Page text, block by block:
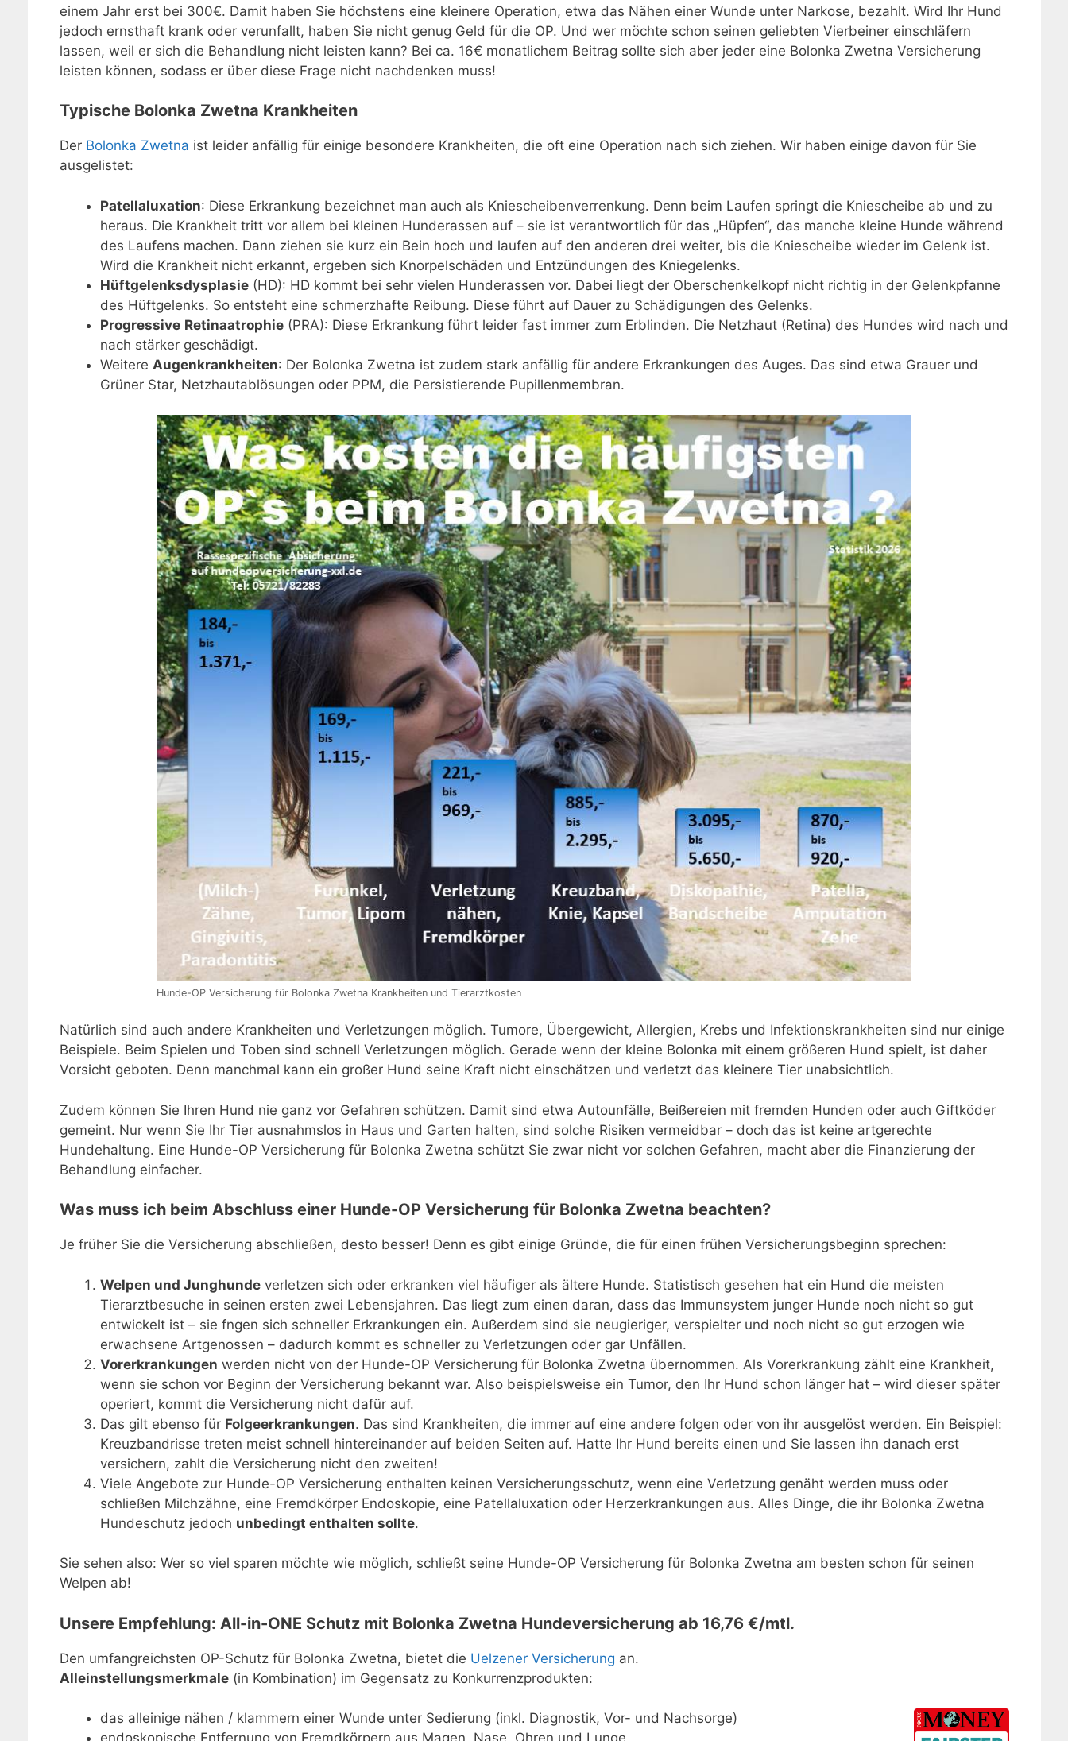
einem Jahr erst bei 300€. Damit haben Sie höchstens eine kleinere Operation, etwa das Nähen einer Wunde unter Narkose, bezahlt. Wird Ihr Hund
jedoch ernsthaft krank oder verunfallt, haben Sie nicht genug Geld für die OP. Und wer möchte schon seinen geliebten Vierbeiner einschläfern
lassen, weil er sich die Behandlung nicht leisten kann? Bei ca. 16€ monatlichem Beitrag sollte sich aber jeder eine Bolonka Zwetna Versicherung
leisten können, sodass er über diese Frage nicht nachdenken muss!
Typische Bolonka Zwetna Krankheiten
Der Bolonka Zwetna ist leider anfällig für einige besondere Krankheiten, die oft eine Operation nach sich ziehen. Wir haben einige davon für Sie
ausgelistet:
Patellaluxation: Diese Erkrankung bezeichnet man auch als Kniescheibenverrenkung. Denn beim Laufen springt die Kniescheibe ab und zu
heraus. Die Krankheit tritt vor allem bei kleinen Hunderassen auf – sie ist verantwortlich für das „Hüpfen“, das manche kleine Hunde während
des Laufens machen. Dann ziehen sie kurz ein Bein hoch und laufen auf den anderen drei weiter, bis die Kniescheibe wieder im Gelenk ist.
Wird die Krankheit nicht erkannt, ergeben sich Knorpelschäden und Entzündungen des Kniegelenks.
Hüftgelenksdysplasie(HD): HD kommt bei sehr vielen Hunderassen vor. Dabei liegt der Oberschenkelkopf nicht richtig in der Gelenkpfanne
des Hüftgelenks. So entsteht eine schmerzhafte Reibung. Diese führt auf Dauer zu Schädigungen des Gelenks.
Progressive Retinaatrophie(PRA): Diese Erkrankung führt leider fast immer zum Erblinden. Die Netzhaut (Retina) des Hundes wird nach und
nach stärker geschädigt.
Weitere Augenkrankheiten: Der Bolonka Zwetna ist zudem stark anfällig für andere Erkrankungen des Auges. Das sind etwa Grauer und
Grüner Star, Netzhautablösungen oder PPM, die Persistierende Pupillenmembran.
Hunde-OP Versicherung für Bolonka Zwetna Krankheiten und Tierarztkosten
Natürlich sind auch andere Krankheiten und Verletzungen möglich. Tumore, Übergewicht, Allergien, Krebs und Infektionskrankheiten sind nur einige
Beispiele. Beim Spielen und Toben sind schnell Verletzungen möglich. Gerade wenn der kleine Bolonka mit einem größeren Hund spielt, ist daher
Vorsicht geboten. Denn manchmal kann ein großer Hund seine Kraft nicht einschätzen und verletzt das kleinere Tier unabsichtlich.
Zudem können Sie Ihren Hund nie ganz vor Gefahren schützen. Damit sind etwa Autounfälle, Beißereien mit fremden Hunden oder auch Giftköder
gemeint. Nur wenn Sie Ihr Tier ausnahmslos in Haus und Garten halten, sind solche Risiken vermeidbar – doch das ist keine artgerechte
Hundehaltung. Eine Hunde-OP Versicherung für Bolonka Zwetna schützt Sie zwar nicht vor solchen Gefahren, macht aber die Finanzierung der
Behandlung einfacher.
Was muss ich beim Abschluss einer Hunde-OP Versicherung für Bolonka Zwetna beachten?
Je früher Sie die Versicherung abschließen, desto besser! Denn es gibt einige Gründe, die für einen frühen Versicherungsbeginn sprechen:
Welpen und Junghundeverletzen sich oder erkranken viel häufiger als ältere Hunde. Statistisch gesehen hat ein Hund die meisten
Tierarztbesuche in seinen ersten zwei Lebensjahren. Das liegt zum einen daran, dass das Immunsystem junger Hunde noch nicht so gut
entwickelt ist – sie fngen sich schneller Erkrankungen ein. Außerdem sind sie neugieriger, verspielter und noch nicht so gut erzogen wie
erwachsene Artgenossen – dadurch kommt es schneller zu Verletzungen oder gar Unfällen.
Vorerkrankungen werden nicht von der Hunde-OP Versicherung für Bolonka Zwetna übernommen. Als Vorerkrankung zählt eine Krankheit,
wenn sie schon vor Beginn der Versicherung bekannt war. Also beispielsweise ein Tumor, den Ihr Hund schon länger hat – wird dieser später
operiert, kommt die Versicherung nicht dafür auf.
Das gilt ebenso für Folgeerkrankungen. Das sind Krankheiten, die immer auf eine andere folgen oder von ihr ausgelöst werden. Ein Beispiel:
Kreuzbandrisse treten meist schnell hintereinander auf beiden Seiten auf. Hatte Ihr Hund bereits einen und Sie lassen ihn danach erst
versichern, zahlt die Versicherung nicht den zweiten!
Viele Angebote zur Hunde-OP Versicherung enthalten keinen Versicherungsschutz, wenn eine Verletzung genäht werden muss oder
schließen Milchzähne, eine Fremdkörper Endoskopie, eine Patellaluxation oder Herzerkrankungen aus. Alles Dinge, die ihr Bolonka Zwetna
Hundeschutz jedoch unbedingt enthalten sollte.
Sie sehen also: Wer so viel sparen möchte wie möglich, schließt seine Hunde-OP Versicherung für Bolonka Zwetna am besten schon für seinen
Welpen ab!
Unsere Empfehlung: All-in-ONE Schutz mit Bolonka Zwetna Hundeversicherung ab 16,76 €/mtl.
Den umfangreichsten OP-Schutz für Bolonka Zwetna, bietet die Uelzener Versicherung an.
Alleinstellungsmerkmale(in Kombination) im Gegensatz zu Konkurrenzprodukten:
das alleinige nähen / klammern einer Wunde unter Sedierung (inkl. Diagnostik, Vor- und Nachsorge)